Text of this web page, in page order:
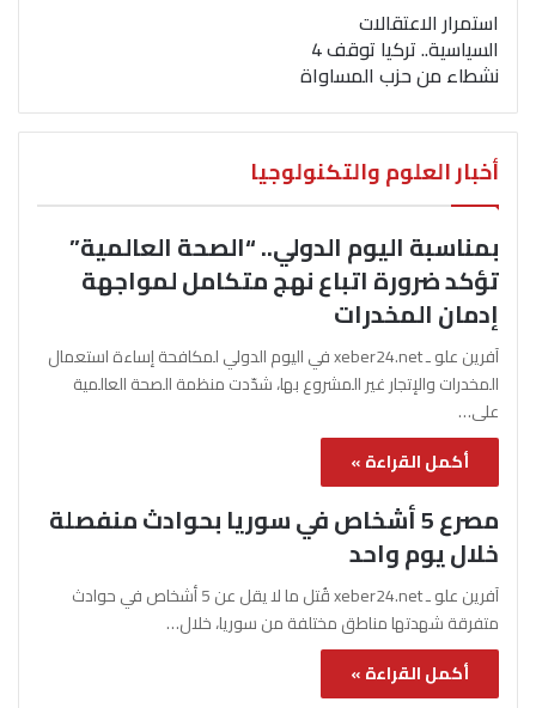
استمرار الاعتقالات
السياسية.. تركيا توقف 4
نشطاء من حزب المساواة
أخبار العلوم والتكنولوجيا
بمناسبة اليوم الدولي.. “الصحة العالمية”
تؤكد ضرورة اتباع نهج متكامل لمواجهة
إدمان المخدرات
آفرين علو ـ xeber24.net في اليوم الدولي لمكافحة إساءة استعمال
المخدرات والإتجار غير المشروع بها، شدّدت منظمة الصحة العالمية
على…
أكمل القراءة »
مصرع 5 أشخاص في سوريا بحوادث منفصلة
خلال يوم واحد
آفرين علو ـ xeber24.net قُتل ما لا يقل عن 5 أشخاص في حوادث
متفرقة شهدتها مناطق مختلفة من سوريا، خلال…
أكمل القراءة »